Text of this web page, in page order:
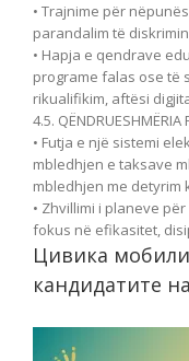
• Trajnime për
parandalim të
• Hapja e qendrave
programe falas ose të
rikualifikim, aftësi
4.5. QËNDRUESHMËRIA
• Futja e një sistemi
mbledhjen e taksave
mbledhjen me detyrim
• Zhvillimi i planeve
fokus në efikasitet,
Цивика
кандидатите